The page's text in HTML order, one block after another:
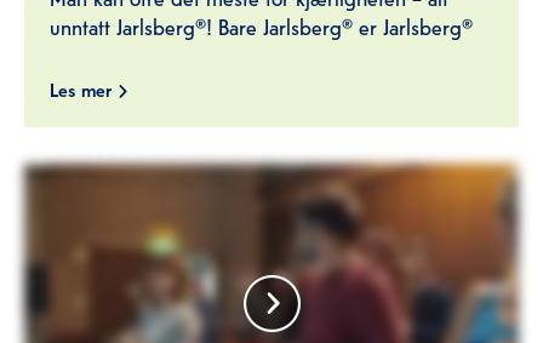
unntatt Jarlsberg®! Bare Jarlsberg® er Jarlsberg®
Les mer